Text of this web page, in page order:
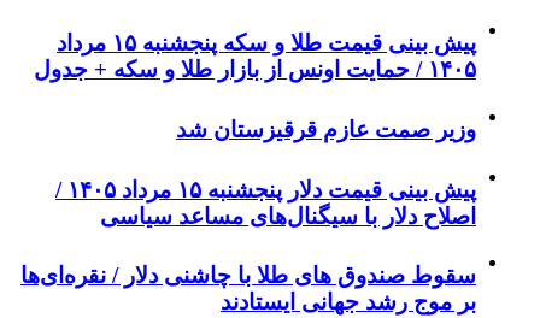
پیش‌ بینی قیمت طلا و سکه پنجشنبه ۱۵ مرداد
۱۴۰۵ / حمایت اونس از بازار طلا و سکه + جدول
وزیر صمت عازم قرقیزستان شد
پیش ‌بینی قیمت دلار پنجشنبه ۱۵ مرداد ۱۴۰۵ /
اصلاح دلار با سیگنال‌های مساعد سیاسی
سقوط صندوق های طلا با چاشنی دلار / نقره‌ای‌ها
بر موج رشد جهانی ایستادند